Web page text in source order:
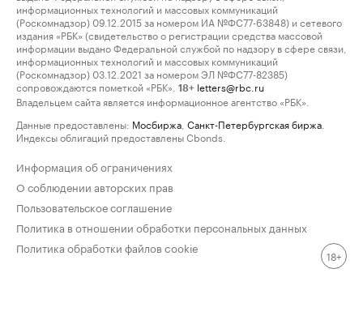
информационных технологий и массовых коммуникаций
(Роскомнадзор) 09.12.2015 за номером ИА №ФС77-63848) и сетевого
издания «РБК» (свидетельство о регистрации средства массовой
информации выдано Федеральной службой по надзору в сфере связи,
информационных технологий и массовых коммуникаций
(Роскомнадзор) 03.12.2021 за номером ЭЛ №ФС77-82385)
сопровождаются пометкой «РБК».
18+ letters@rbc.ru
Владельцем сайта является информационное агентство «РБК».
Данные предоставлены: Мосбиржа Санкт-Петербургская биржа
Индексы облигаций предоставлены Cbonds.
Информация об ограничениях
О соблюдении авторских прав
Пользовательское соглашение
Политика в отношении обработки персональных данных
Политика обработки файлов cookie
18+